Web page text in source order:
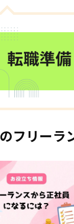
フリーラ